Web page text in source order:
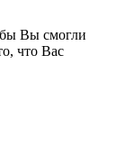
Вы смогли
что Вас